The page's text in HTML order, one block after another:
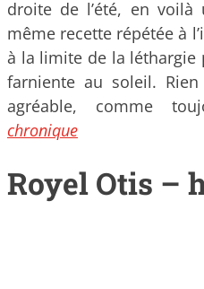
droite de l’été, en
même recette répétée à
à la limite de la
farniente au soleil.
agréable, comme
chronique
Royel Otis –